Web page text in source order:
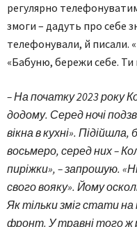
регулярно
змоги – дадуть про себе
телефонували, й писали.
«Бабуню, бережи себе. Ти
– На початку 2023 року
додому. Серед ночі
вікна в кухні». Підійшла,
восьмеро, серед них –
пиріжки», – запрошую.
свого вояку». Йому
Як тільки зміг стати на
фронт. У травні того ж